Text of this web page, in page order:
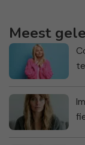
Meest